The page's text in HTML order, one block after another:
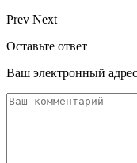
Prev Next
Оставьте ответ
Ваш электронный